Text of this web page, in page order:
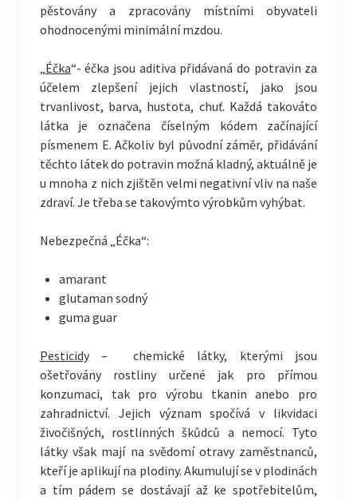
pěstovány a zpracovány místními obyvateli
ohodnocenými minimální mzdou.
„Éčka“- éčka jsou aditiva přidávaná do potravin za
účelem zlepšení jejich vlastností, jako jsou
trvanlivost, barva, hustota, chuť. Každá takováto
látka je označena číselným kódem začínající
písmenem E. Ačkoliv byl původní záměr, přidávání
těchto látek do potravin možná kladný, aktuálně je
u mnoha z nich zjištěn velmi negativní vliv na naše
zdraví. Je třeba se takovýmto výrobkům vyhýbat.
Nebezpečná „Éčka“:
amarant
glutaman sodný
guma guar
Pesticidy– chemické látky, kterými jsou
ošetřovány rostliny určené jak pro přímou
konzumaci, tak pro výrobu tkanin anebo pro
zahradnictví. Jejich význam spočívá v likvidaci
živočišných, rostlinných škůdců a nemocí. Tyto
látky však mají na svědomí otravy zaměstnanců,
kteří je aplikují na plodiny. Akumulují se v plodinách
a tím pádem se dostávají až ke spotřebitelům,